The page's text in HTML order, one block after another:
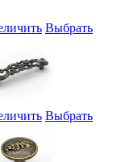
Выбрать
Выбрать